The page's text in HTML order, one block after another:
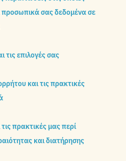
προσωπικά σας δεδομένα σε
τις επιλογές σας
και τις πρακτικές
τις πρακτικές μας περί
και διατήρησης